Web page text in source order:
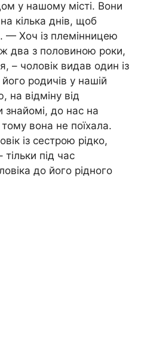
у нашому місті. Вони
кілька днів, щоб
— Хоч із племінницею
два з половиною роки,
– чоловік видав один із
родичів у нашій
на відміну від
знайомі, до нас на
вона не поїхала.
із сестрою рідко,
під час
до його рідного